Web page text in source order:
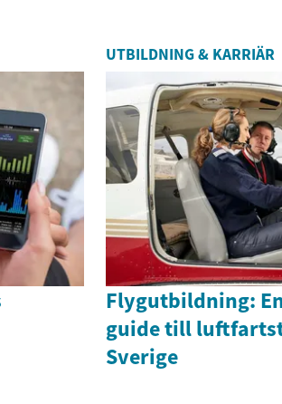
UTBILDNING & KARRIÄR
Flygutbildning:
guide till
Sverige